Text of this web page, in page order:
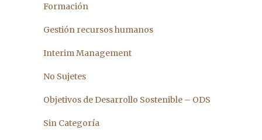
Formación
Gestión recursos humanos
Interim Management
No Sujetes
Objetivos de Desarrollo Sostenible – ODS
Sin Categoría